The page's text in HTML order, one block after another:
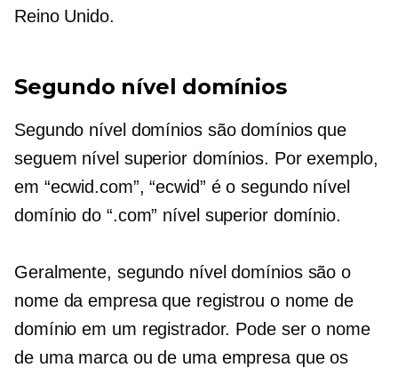
Reino Unido.
Segundo nível domínios
Segundo nível domínios são domínios que
seguem nível superiordomínios. Por exemplo,
em “ecwid.com”, “ecwid” é osegundo nível
domínio do “.com” nível superiordomínio.
Geralmente, segundo nível domínios são o
nome da empresa que registrou o nome de
domínio em um registrador. Pode ser o nome
de uma marca ou de uma empresa que os